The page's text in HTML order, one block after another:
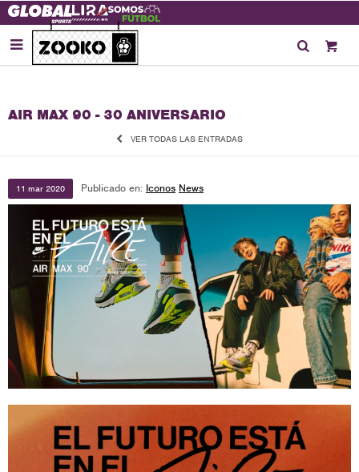

AIR MAX 90 - 30 ANIVERSARIO
VER TODAS LAS ENTRADAS
11 mar 2020 Publicado en: Iconos News